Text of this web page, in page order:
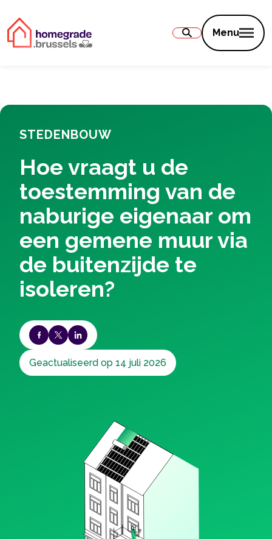
Menu
STEDENBOUW
Hoe vraagt u de
toestemming van de
naburige eigenaar om
een gemene muur via
de buitenzijde te
isoleren?
Geactualiseerd op 14 juli 2026